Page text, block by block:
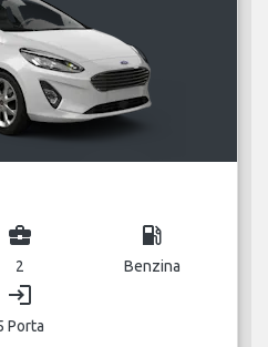
business_center
2
local_gas_station
Benzina
login
Porta